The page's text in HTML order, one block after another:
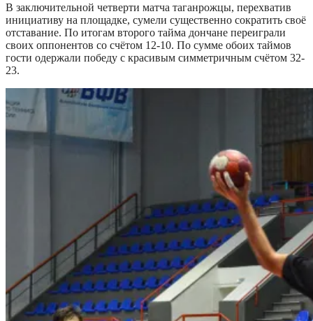
В заключительной четверти матча таганрожцы, перехватив
инициативу на площадке, сумели существенно сократить своё
отставание. По итогам второго тайма дончане переиграли
своих оппонентов со счётом 12-10. По сумме обоих таймов
гости одержали победу с красивым симметричным счётом 32-
23.